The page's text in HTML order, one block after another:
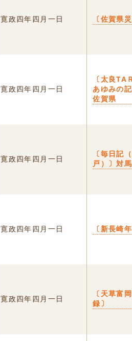
寛政四年四月一日 〔佐賀県
寛政四年四月一日
〔太良TA
あゆみの
佐賀県
寛政四年四月一日
〔毎日記
戸）〕対
寛政四年四月一日 〔新長崎
寛政四年四月一日
〔天草富
録〕